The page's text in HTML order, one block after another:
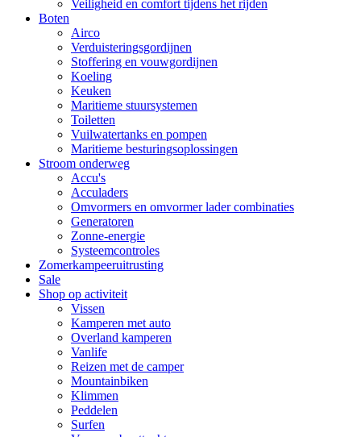
Veiligheid en comfort tijdens het rijden
Boten
Airco
Verduisteringsgordijnen
Stoffering en vouwgordijnen
Koeling
Keuken
Maritieme stuursystemen
Toiletten
Vuilwatertanks en pompen
Maritieme besturingsoplossingen
Stroom onderweg
Accu's
Acculaders
Omvormers en omvormer lader combinaties
Generatoren
Zonne-energie
Systeemcontroles
Zomerkampeeruitrusting
Sale
Shop op activiteit
Vissen
Kamperen met auto
Overland kamperen
Vanlife
Reizen met de camper
Mountainbiken
Klimmen
Peddelen
Surfen